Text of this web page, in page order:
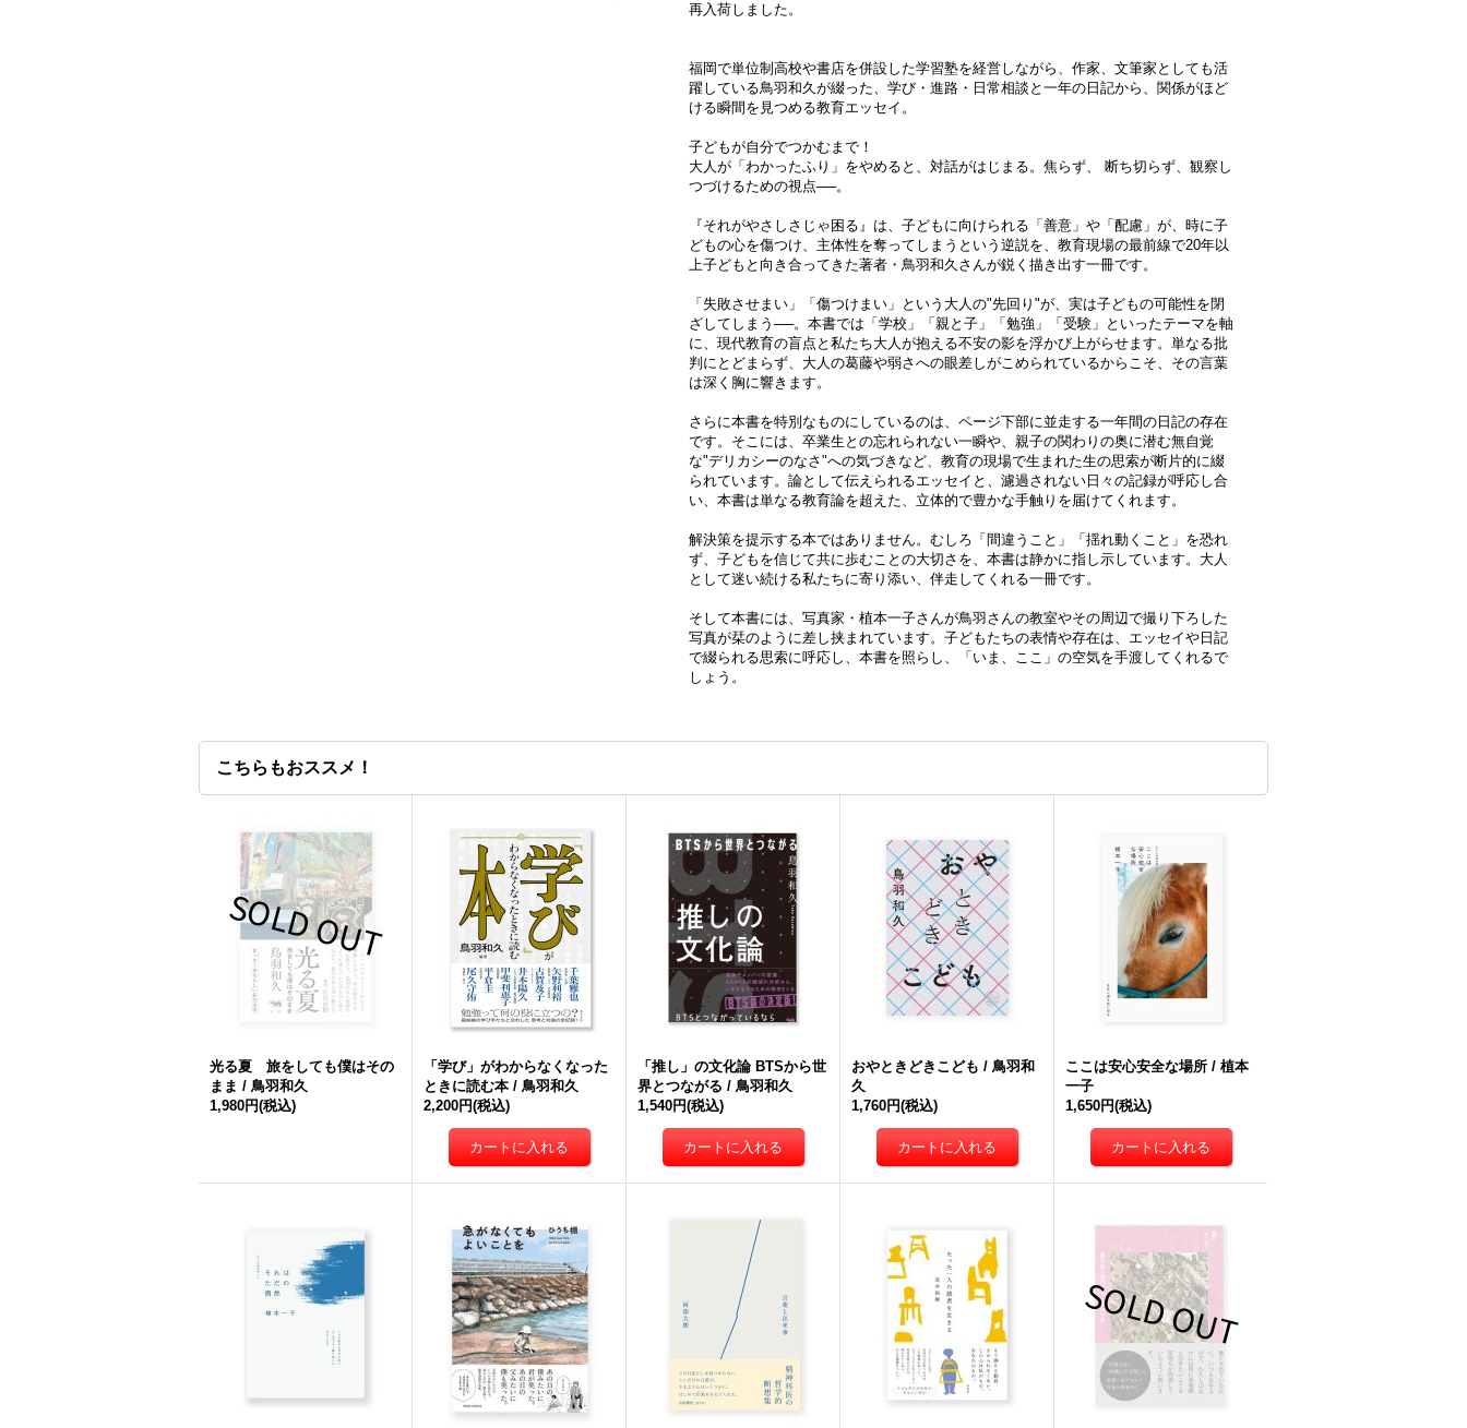
再入荷しました。
福岡で単位制高校や書店を併設した学習塾を経営しながら、作家、文筆家としても活
躍している鳥羽和久が綴った、学び・進路・日常相談と一年の日記から、関係がほど
ける瞬間を見つめる教育エッセイ。
子どもが自分でつかむまで！
大人が「わかったふり」をやめると、対話がはじまる。焦らず、 断ち切らず、観察し
つづけるための視点──。
『それがやさしさじゃ困る』は、子どもに向けられる「善意」や「配慮」が、時に子
どもの心を傷つけ、主体性を奪ってしまうという逆説を、教育現場の最前線で20年以
上子どもと向き合ってきた著者・鳥羽和久さんが鋭く描き出す一冊です。
「失敗させまい」「傷つけまい」という大人の"先回り"が、実は子どもの可能性を閉
ざしてしまう──。本書では「学校」「親と子」「勉強」「受験」といったテーマを軸
に、現代教育の盲点と私たち大人が抱える不安の影を浮かび上がらせます。単なる批
判にとどまらず、大人の葛藤や弱さへの眼差しがこめられているからこそ、その言葉
は深く胸に響きます。
さらに本書を特別なものにしているのは、ページ下部に並走する一年間の日記の存在
です。そこには、卒業生との忘れられない一瞬や、親子の関わりの奥に潜む無自覚
な"デリカシーのなさ"への気づきなど、教育の現場で生まれた生の思索が断片的に綴
られています。論として伝えられるエッセイと、濾過されない日々の記録が呼応し合
い、本書は単なる教育論を超えた、立体的で豊かな手触りを届けてくれます。
解決策を提示する本ではありません。むしろ「間違うこと」「揺れ動くこと」を恐れ
ず、子どもを信じて共に歩むことの大切さを、本書は静かに指し示しています。大人
として迷い続ける私たちに寄り添い、伴走してくれる一冊です。
そして本書には、写真家・植本一子さんが鳥羽さんの教室やその周辺で撮り下ろした
写真が栞のように差し挟まれています。子どもたちの表情や存在は、エッセイや日記
で綴られる思索に呼応し、本書を照らし、「いま、ここ」の空気を手渡してくれるで
しょう。
こちらもおススメ！
光る夏 旅をしても僕はその
まま / 鳥羽和久
1,980円(税込)
「学び」がわからなくなった
ときに読む本 / 鳥羽和久
2,200円(税込)
「推し」の文化論 BTSから世
界とつながる / 鳥羽和久
1,540円(税込)
おやときどきこども / 鳥羽和
久
1,760円(税込)
ここは安心安全な場所 / 植本
一子
1,650円(税込)